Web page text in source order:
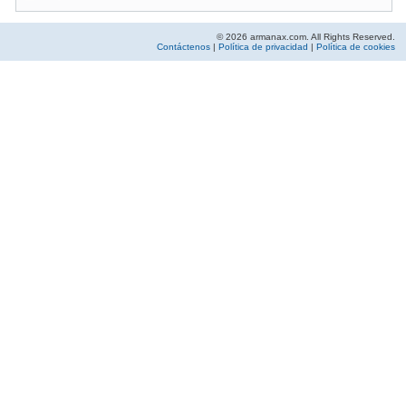
© 2026 armanax.com. All Rights Reserved.
Contáctenos | Política de privacidad | Política de cookies